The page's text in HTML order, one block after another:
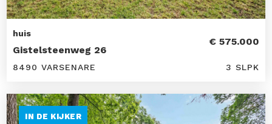
huis
Gistelsteenweg 26
€ 575.000
8490 VARSENARE 3 SLPK
IN DE KIJKER